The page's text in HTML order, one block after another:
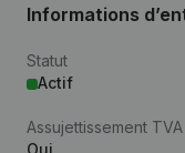
Informations
Statut
Actif
Assujettissement TVA
Oui